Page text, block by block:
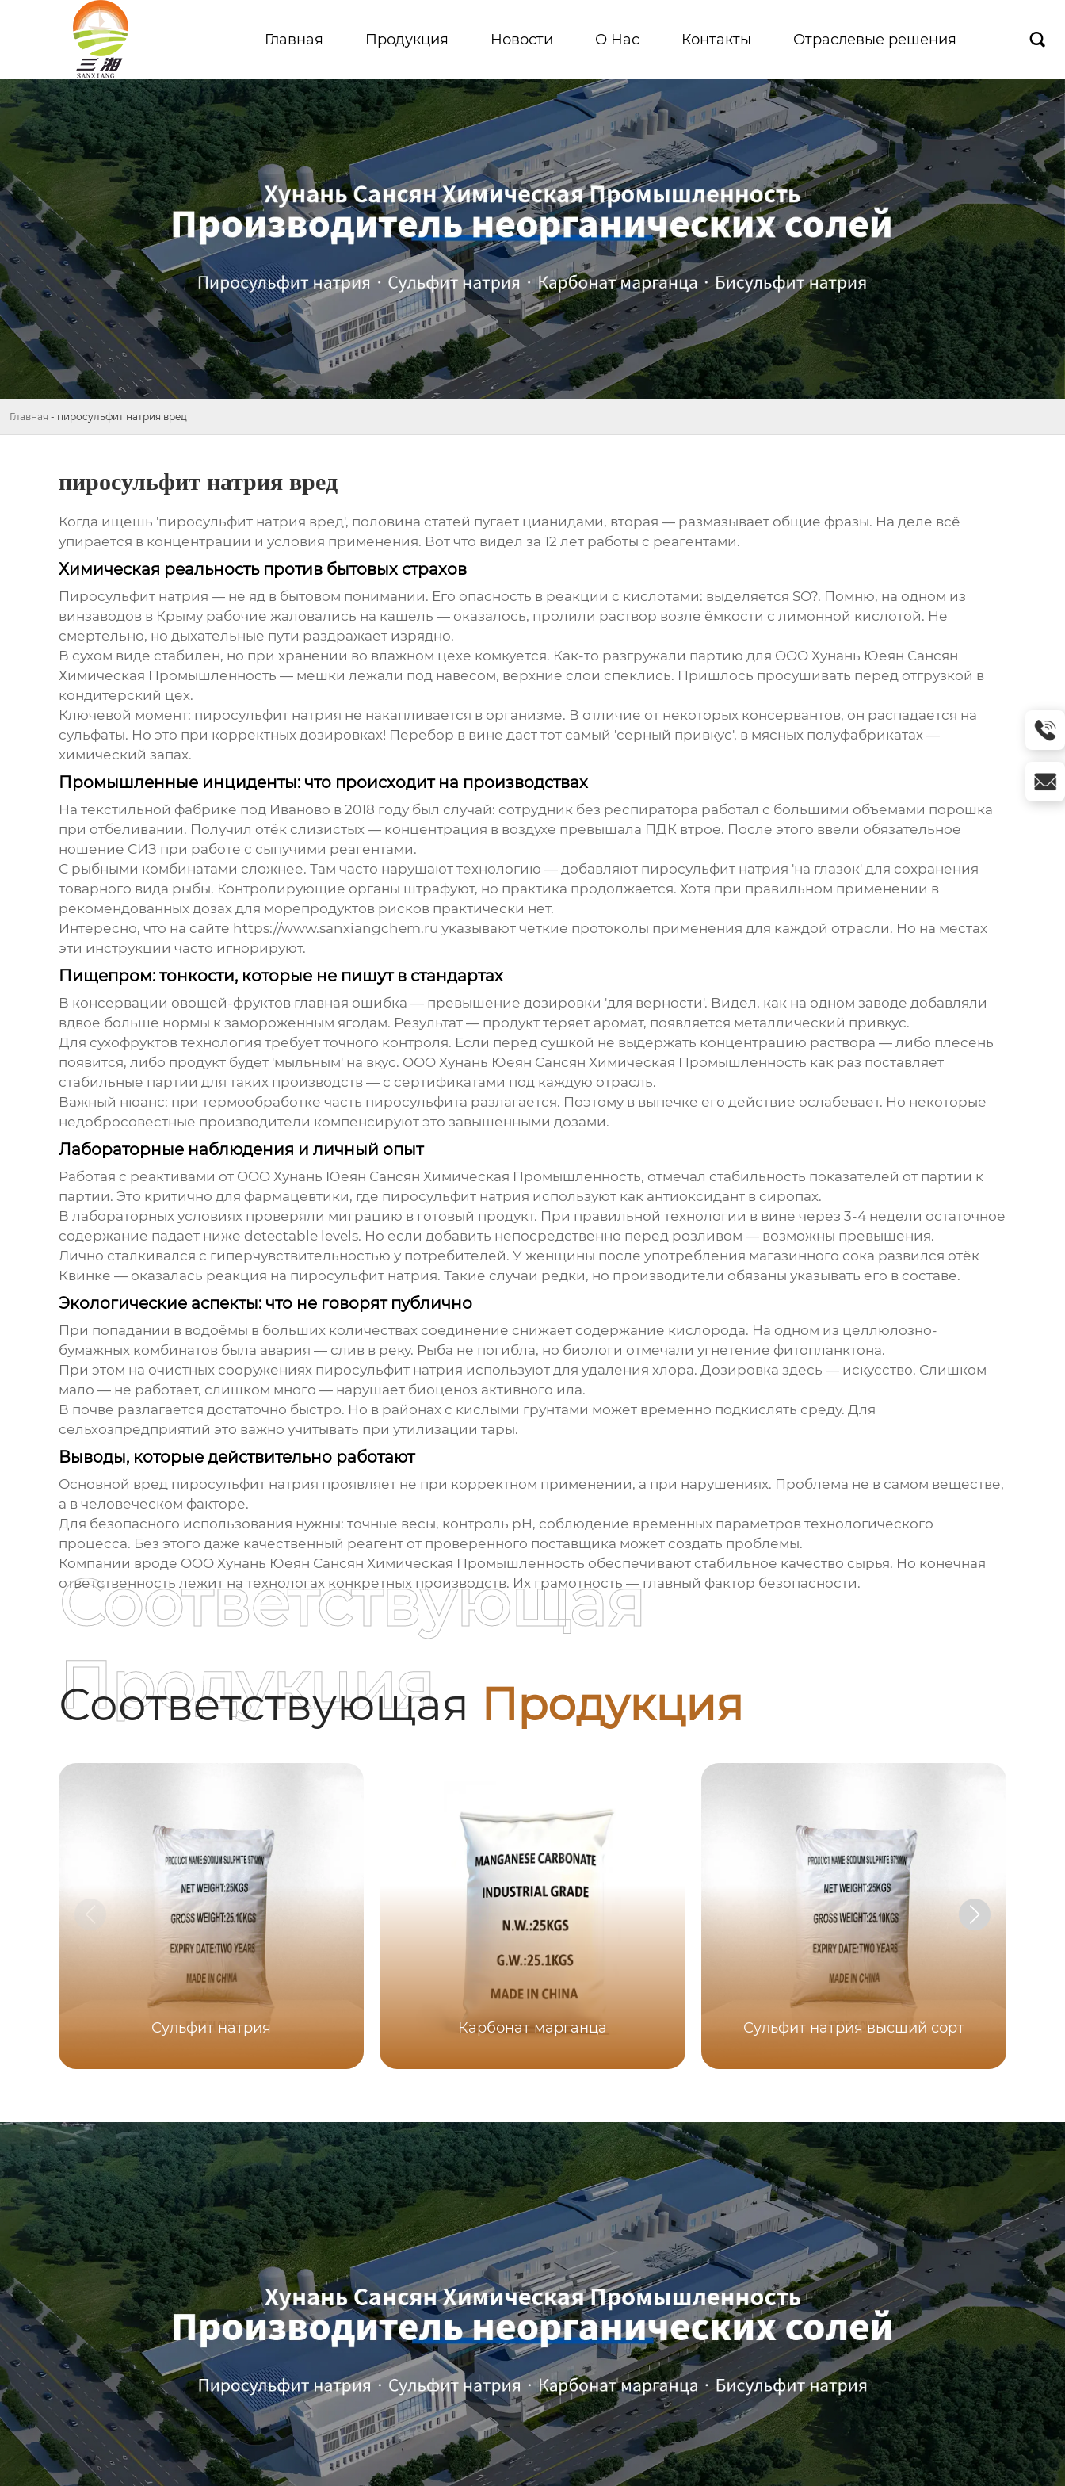
Главная Продукция Новости О Hас Контакты Отраслевые решения 
Главная - пиросульфит натрия вред
пиросульфит натрия вред
Когда ищешь 'пиросульфит натрия вред', половина статей пугает цианидами, вторая — размазывает общие фразы. На деле всё
упирается в концентрации и условия применения. Вот что видел за 12 лет работы с реагентами.
Химическая реальность против бытовых страхов
Пиросульфит натрия — не яд в бытовом понимании. Его опасность в реакции с кислотами: выделяется SO?. Помню, на одном из
винзаводов в Крыму рабочие жаловались на кашель — оказалось, пролили раствор возле ёмкости с лимонной кислотой. Не
смертельно, но дыхательные пути раздражает изрядно.
В сухом виде стабилен, но при хранении во влажном цехе комкуется. Как-то разгружали партию для OOO Хунань Юеян Сансян
Химическая Промышленность — мешки лежали под навесом, верхние слои спеклись. Пришлось просушивать перед отгрузкой в
кондитерский цех.
Ключевой момент: пиросульфит натрия не накапливается в организме. В отличие от некоторых консервантов, он распадается на
сульфаты. Но это при корректных дозировках! Перебор в вине даст тот самый 'серный привкус', в мясных полуфабрикатах —
химический запах.
Промышленные инциденты: что происходит на производствах
На текстильной фабрике под Иваново в 2018 году был случай: сотрудник без респиратора работал с большими объёмами порошка
при отбеливании. Получил отёк слизистых — концентрация в воздухе превышала ПДК втрое. После этого ввели обязательное
ношение СИЗ при работе с сыпучими реагентами.
С рыбными комбинатами сложнее. Там часто нарушают технологию — добавляют пиросульфит натрия 'на глазок' для сохранения
товарного вида рыбы. Контролирующие органы штрафуют, но практика продолжается. Хотя при правильном применении в
рекомендованных дозах для морепродуктов рисков практически нет.
Интересно, что на сайте https://www.sanxiangchem.ru указывают чёткие протоколы применения для каждой отрасли. Но на местах
эти инструкции часто игнорируют.
Пищепром: тонкости, которые не пишут в стандартах
В консервации овощей-фруктов главная ошибка — превышение дозировки 'для верности'. Видел, как на одном заводе добавляли
вдвое больше нормы к замороженным ягодам. Результат — продукт теряет аромат, появляется металлический привкус.
Для сухофруктов технология требует точного контроля. Если перед сушкой не выдержать концентрацию раствора — либо плесень
появится, либо продукт будет 'мыльным' на вкус. OOO Хунань Юеян Сансян Химическая Промышленность как раз поставляет
стабильные партии для таких производств — с сертификатами под каждую отрасль.
Важный нюанс: при термообработке часть пиросульфита разлагается. Поэтому в выпечке его действие ослабевает. Но некоторые
недобросовестные производители компенсируют это завышенными дозами.
Лабораторные наблюдения и личный опыт
Работая с реактивами от OOO Хунань Юеян Сансян Химическая Промышленность, отмечал стабильность показателей от партии к
партии. Это критично для фармацевтики, где пиросульфит натрия используют как антиоксидант в сиропах.
В лабораторных условиях проверяли миграцию в готовый продукт. При правильной технологии в вине через 3-4 недели остаточное
содержание падает ниже detectable levels. Но если добавить непосредственно перед розливом — возможны превышения.
Лично сталкивался с гиперчувствительностью у потребителей. У женщины после употребления магазинного сока развился отёк
Квинке — оказалась реакция на пиросульфит натрия. Такие случаи редки, но производители обязаны указывать его в составе.
Экологические аспекты: что не говорят публично
При попадании в водоёмы в больших количествах соединение снижает содержание кислорода. На одном из целлюлозно-
бумажных комбинатов была авария — слив в реку. Рыба не погибла, но биологи отмечали угнетение фитопланктона.
При этом на очистных сооружениях пиросульфит натрия используют для удаления хлора. Дозировка здесь — искусство. Слишком
мало — не работает, слишком много — нарушает биоценоз активного ила.
В почве разлагается достаточно быстро. Но в районах с кислыми грунтами может временно подкислять среду. Для
сельхозпредприятий это важно учитывать при утилизации тары.
Выводы, которые действительно работают
Основной вред пиросульфит натрия проявляет не при корректном применении, а при нарушениях. Проблема не в самом веществе,
а в человеческом факторе.
Для безопасного использования нужны: точные весы, контроль pH, соблюдение временных параметров технологического
процесса. Без этого даже качественный реагент от проверенного поставщика может создать проблемы.
Компании вроде OOO Хунань Юеян Сансян Химическая Промышленность обеспечивают стабильное качество сырья. Но конечная
ответственность лежит на технологах конкретных производств. Их грамотность — главный фактор безопасности.
Соответствующая Продукция
Соответствующая
Продукция
Сульфит натрия Карбонат марганца Сульфит натрия высший сорт